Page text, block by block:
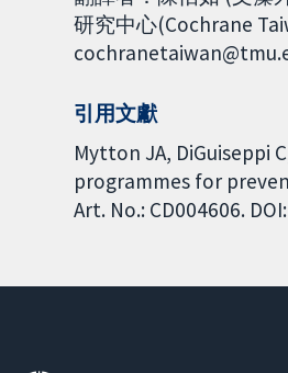
研究中心(Cochrane
引用文獻
Mytton JA, DiGuiseppi
programmes for
Art. No.: CD004606.